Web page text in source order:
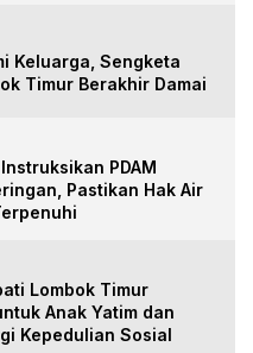
Keluarga, Sengketa
Timur Berakhir Damai
PDAM
Pastikan Hak Air
Lombok Timur
Anak Yatim dan
Kepedulian Sosial